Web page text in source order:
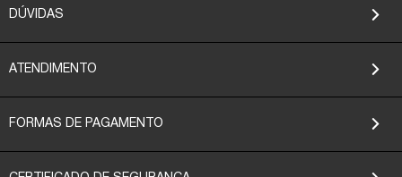
DÚVIDAS
ATENDIMENTO
FORMAS DE PAGAMENTO